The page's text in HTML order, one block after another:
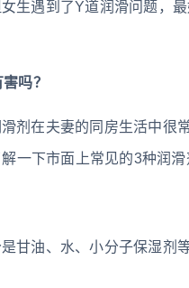
生遇到了Y道润滑问题，
吗？
剂在夫妻的同房生活中很
一下市面上常见的3种润滑
甘油、水、小分子保湿剂